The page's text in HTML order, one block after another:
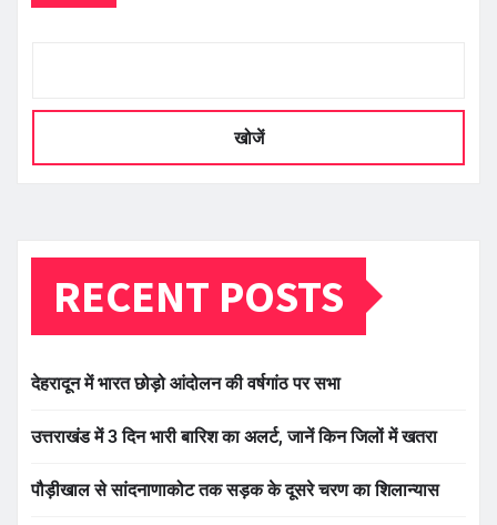
खोजें
RECENT POSTS
देहरादून में भारत छोड़ो आंदोलन की वर्षगांठ पर सभा
उत्तराखंड में 3 दिन भारी बारिश का अलर्ट, जानें किन जिलों में खतरा
पौड़ीखाल से सांदनाणाकोट तक सड़क के दूसरे चरण का शिलान्यास